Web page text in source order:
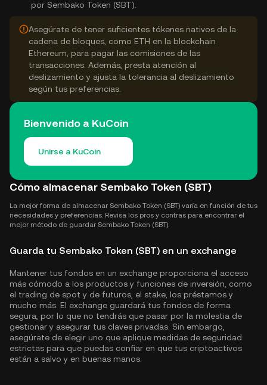
por Sembako Token (SBT).
Asegúrate de tener suficientes tókenes nativos de la
cadena de bloques, como ETH en la blockchain
Ethereum, para pagar las comisiones de las
transacciones. Además, presta atención al
deslizamiento y ajusta la tolerancia al deslizamiento
según tus preferencias.
Bienvenido a KuCoin
Unirse a KuCoin
Cómo almacenar Sembako Token (SBT)
La mejor forma de almacenar Sembako Token (SBT) varía en función de tus
necesidades y preferencias. Revisa los pros y contras para encontrar el
mejor método de guardar Sembako Token (SBT).
Guarda tu Sembako Token (SBT) en un exchange
Mantener tus fondos en un exchange proporciona el acceso
más cómodo a los productos y funciones de inversión, como
el trading de spot y de futuros, el stake, los préstamos y
mucho más. El exchange guardará tus fondos de forma
segura, por lo que no tendrás que pasar por la molestia de
gestionar y asegurar tus claves privadas. Sin embargo,
asegúrate de elegir uno que aplique medidas de seguridad
estrictas para que puedas confiar en que tus criptoactivos
están a salvo y en buenas manos.